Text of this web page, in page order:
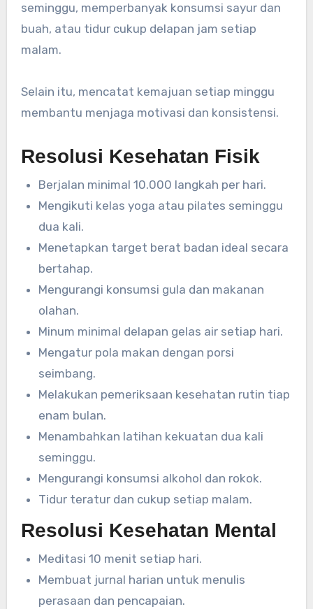
seminggu, memperbanyak konsumsi sayur dan
buah, atau tidur cukup delapan jam setiap
malam.
Selain itu, mencatat kemajuan setiap minggu
membantu menjaga motivasi dan konsistensi.
Resolusi Kesehatan Fisik
Berjalan minimal 10.000 langkah per hari.
Mengikuti kelas yoga atau pilates seminggu
dua kali.
Menetapkan target berat badan ideal secara
bertahap.
Mengurangi konsumsi gula dan makanan
olahan.
Minum minimal delapan gelas air setiap hari.
Mengatur pola makan dengan porsi
seimbang.
Melakukan pemeriksaan kesehatan rutin tiap
enam bulan.
Menambahkan latihan kekuatan dua kali
seminggu.
Mengurangi konsumsi alkohol dan rokok.
Tidur teratur dan cukup setiap malam.
Resolusi Kesehatan Mental
Meditasi 10 menit setiap hari.
Membuat jurnal harian untuk menulis
perasaan dan pencapaian.